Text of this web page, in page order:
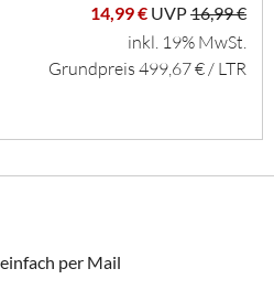
14,99 € UVP16,99 €
inkl. 19% MwSt.
Grundpreis 499,67 € / LTR
per Mail